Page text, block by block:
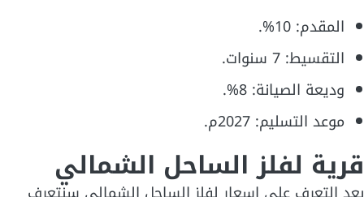
المقدم: 10%.
التقسيط: 7 سنوات.
وديعة الصيانة: 8%.
موعد التسليم: 2027م.
قرية لفلز الساحل الشمالي